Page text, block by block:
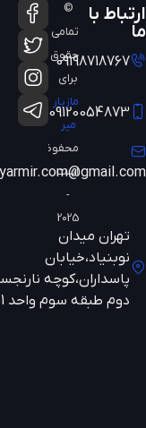
با
میدان
نارنجستان
طبقه سوم واحد 301
©
تمامی
حقوق
محفوظ
است